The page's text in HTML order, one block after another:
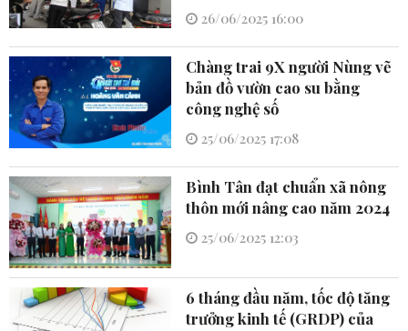
26/06/2025 16:00
Chàng trai 9X người Nùng vẽ
bản đồ vườn cao su bằng
công nghệ số
25/06/2025 17:08
Bình Tân đạt chuẩn xã nông
thôn mới nâng cao năm 2024
25/06/2025 12:03
6 tháng đầu năm, tốc độ tăng
trưởng kinh tế (GRDP) của